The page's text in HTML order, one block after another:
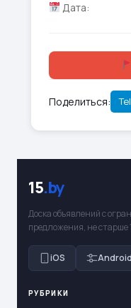
Дата:
Поделиться:
15.by
Доска объявлений с
предложения, не старше
iOS Android
РУБРИКИ